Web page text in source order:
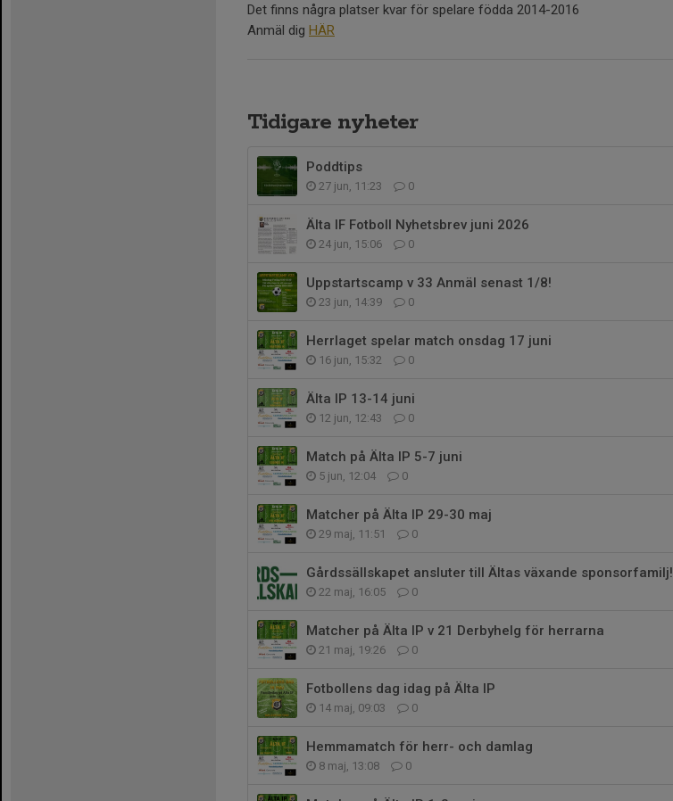
Det finns några platser kvar för spelare födda 2014-2016
Anmäl dig HÄR
Tidigare nyheter
Poddtips
27 jun, 11:23 0
Älta IF Fotboll Nyhetsbrev juni 2026
24 jun, 15:06 0
Uppstartscamp v 33 Anmäl senast 1/8!
23 jun, 14:39 0
Herrlaget spelar match onsdag 17 juni
16 jun, 15:32 0
Älta IP 13-14 juni
12 jun, 12:43 0
Match på Älta IP 5-7 juni
5 jun, 12:04 0
Matcher på Älta IP 29-30 maj
29 maj, 11:51 0
Gårdssällskapet ansluter till Ältas växande sponsorfamilj!
22 maj, 16:05 0
Matcher på Älta IP v 21 Derbyhelg för herrarna
21 maj, 19:26 0
Fotbollens dag idag på Älta IP
14 maj, 09:03 0
Hemmamatch för herr- och damlag
8 maj, 13:08 0